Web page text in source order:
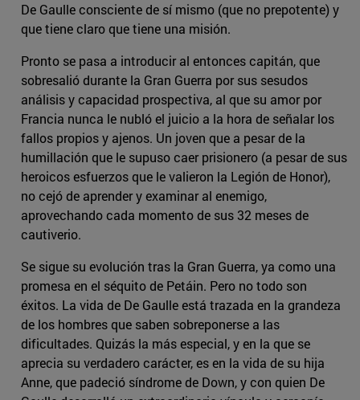
De Gaulle consciente de sí mismo (que no prepotente) y
que tiene claro que tiene una misión.
Pronto se pasa a introducir al entonces capitán, que
sobresalió durante la Gran Guerra por sus sesudos
análisis y capacidad prospectiva, al que su amor por
Francia nunca le nubló el juicio a la hora de señalar los
fallos propios y ajenos. Un joven que a pesar de la
humillación que le supuso caer prisionero (a pesar de sus
heroicos esfuerzos que le valieron la Legión de Honor),
no cejó de aprender y examinar al enemigo,
aprovechando cada momento de sus 32 meses de
cautiverio.
Se sigue su evolución tras la Gran Guerra, ya como una
promesa en el séquito de Petáin. Pero no todo son
éxitos. La vida de De Gaulle está trazada en la grandeza
de los hombres que saben sobreponerse a las
dificultades. Quizás la más especial, y en la que se
aprecia su verdadero carácter, es en la vida de su hija
Anne, que padeció síndrome de Down, y con quien De